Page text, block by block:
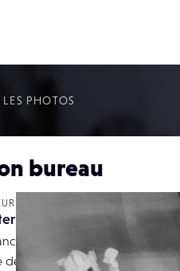
bureau
focale
de publication
PHOTOS